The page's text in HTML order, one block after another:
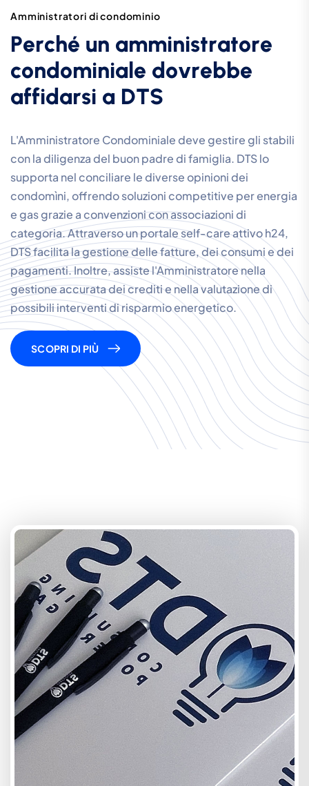
Amministratori dicondominio
Perché un amministratore
condominiale dovrebbe
affidarsi a DTS
L'Amministratore Condominiale deve gestire gli stabili
con la diligenza del buon padre di famiglia. DTS lo
supporta nel conciliare le diverse opinioni dei
condomìni, offrendo soluzioni competitive per energia
e gas grazie a convenzioni con associazioni di
categoria. Attraverso un portale self-care attivo h24,
DTS facilita la gestione delle fatture, dei consumi e dei
pagamenti. Inoltre, assiste l'Amministratore nella
gestione accurata dei crediti e nella valutazione di
possibili interventi di risparmio energetico.
SCOPRI DI PIÙ